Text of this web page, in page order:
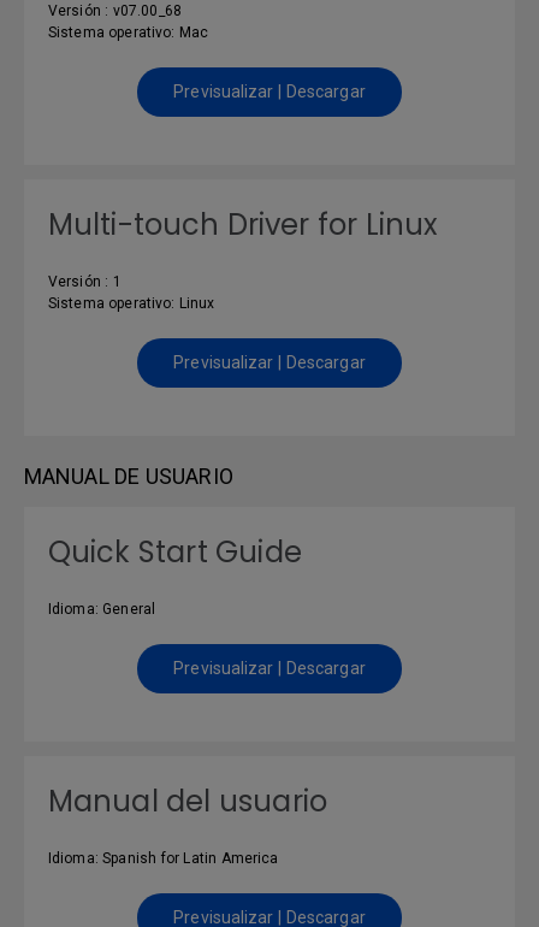
Versión : v07.00_68
Sistema operativo: Mac
Previsualizar | Descargar
Multi-touch Driver for Linux
Versión : 1
Sistema operativo: Linux
Previsualizar | Descargar
MANUAL DE USUARIO
Quick Start Guide
Idioma: General
Previsualizar | Descargar
Manual del usuario
Idioma: Spanish for Latin America
Previsualizar | Descargar